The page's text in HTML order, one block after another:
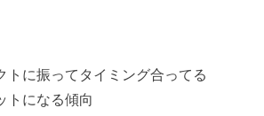
トに振ってタイミング合ってる
トになる傾向